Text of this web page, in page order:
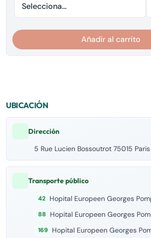
Seleccionar fecha
Añadir al carrito
UBICACIÓN
Dirección
5 Rue Lucien Bossoutrot 75015 Paris
Transporte público
42 Hopital Europeen Georges
88 Hopital Europeen Georges
169 Hopital Europeen Georges